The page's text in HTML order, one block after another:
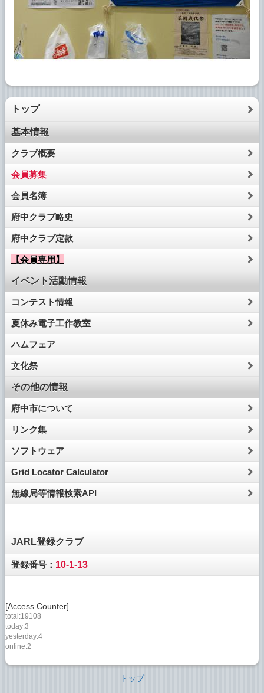
トップ
基本情報
クラブ概要
会員募集
会員名簿
府中クラブ略史
府中クラブ定款
【会員専用】
イベント活動情報
コンテスト情報
夏休み電子工作教室
ハムフェア
文化祭
その他の情報
府中市について
リンク集
ソフトウェア
Grid Locator Calculator
無線局等情報検索API
JARL登録クラブ
登録番号： 10-1-13
[Access Counter]
total:19108
today:3
yesterday:4
online:2
トップ